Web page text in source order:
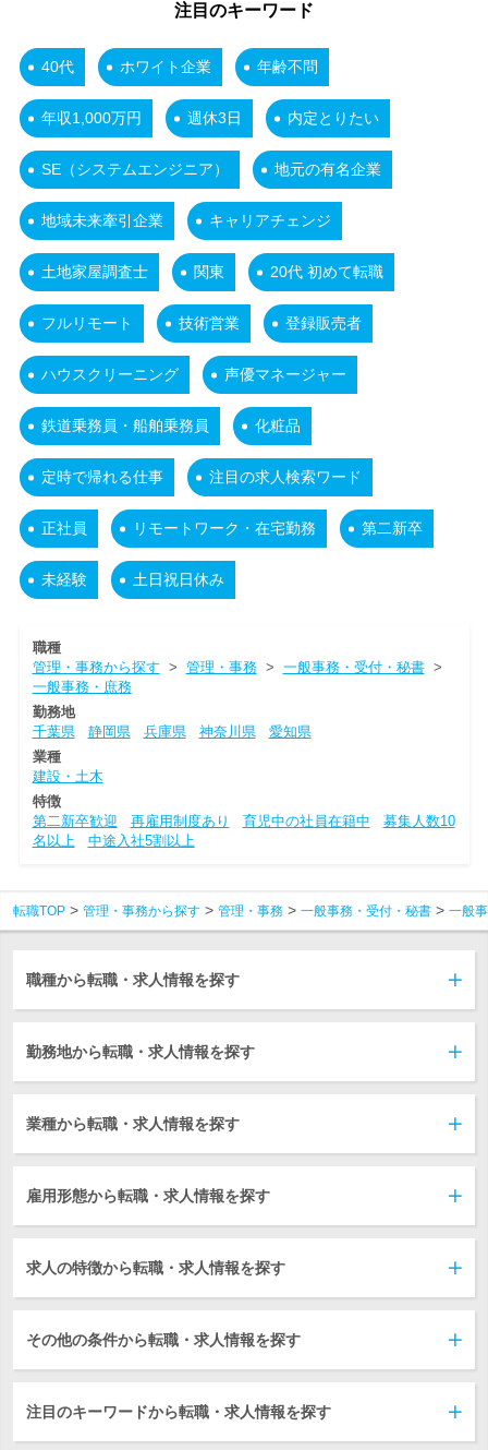
注目のキーワード
40代 ホワイト企業 年齢不問
年収1,000万円 週休3日 内定とりたい
SE（システムエンジニア） 地元の有名企業
地域未来牽引企業 キャリアチェンジ
土地家屋調査士 関東 20代 初めて転職
フルリモート 技術営業 登録販売者
ハウスクリーニング 声優マネージャー
鉄道乗務員・船舶乗務員 化粧品
定時で帰れる仕事 注目の求人検索ワード
正社員 リモートワーク・在宅勤務 第二新卒
未経験 土日祝日休み
職種
管理・事務から探す > 管理・事務> 一般事務・受付・秘書>
一般事務・庶務
勤務地
千葉県
静岡県 兵庫県 神奈川県
愛知県
業種
建設・土木
特徴
第二新卒歓迎
再雇用制度あり 育児中の社員在籍中
募集人数10
名以上
中途入社5割以上
転職TOP 管理・事務から探す 管理・事務 一般事務・受付・秘書 一般
職種から転職・求人情報を探す
勤務地から転職・求人情報を探す
業種から転職・求人情報を探す
雇用形態から転職・求人情報を探す
求人の特徴から転職・求人情報を探す
その他の条件から転職・求人情報を探す
注目のキーワードから転職・求人情報を探す